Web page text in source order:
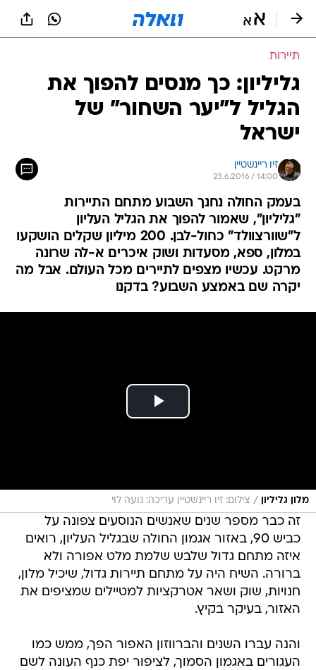
תיירות
גליליון: כך מנסים להפוך את
הגליל ל"יער השחור" של
ישראל
זיו ריינשטיין
23.6.2016 / 14:00
בעמק החולה נחנך השבוע מתחם התיירות
"גליליון", שאמור להפוך את הגליל העליון
ל"שוורצוולד" כחול-לבן. 200 מיליון שקלים הושקעו
במלון, ספא, מסעדות ושוק איכרים א-לה שרונה
מרקט. עכשיו מצפים לתיירים מכל העולם. אבל מה
יקרה שם באמצע השבוע? בדקנו
מלון גליליון / צילום: זיו ריינשטיין עריכה: נועה לוי
זה כבר מספר שנים שאנשים הנוסעים צפונה על
כביש 90, באזור אגמון החולה שבגליל העליון, רואים
איזה מתחם גדול שלבש שלמת מלט אפורה ולא
ברורה. השיח היה על מתחם תיירות גדול, שיכיל מלון,
חנויות, שוק ושאר אטרקציות למטיילים שמציפים את
האזור, בעיקר בקיץ.
והנה עברו השנים והברווזון האפור הפך, ממש כמו
העגורים באגמון הסמוך, לציפור יפת כנף העונה לשם